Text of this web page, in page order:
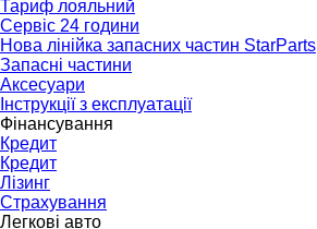
Тариф лояльний
Сервіс 24 години
Нова лінійка запасних частин StarParts
Запасні частини
Аксесуари
Інструкції з експлуатації
Фінансування
Кредит
Кредит
Лізинг
Страхування
Легкові авто